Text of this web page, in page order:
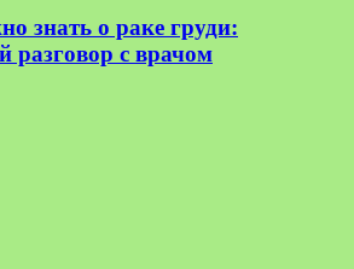
знать о раке груди:
разговор с врачом